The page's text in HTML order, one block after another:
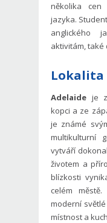
několika
jazyka.
anglického
aktivitám,
Lokalita
Adelaide je
kopci a ze
je známé
multikulturní
vytváří
životem a
blízkosti
celém
moderní
místnost a